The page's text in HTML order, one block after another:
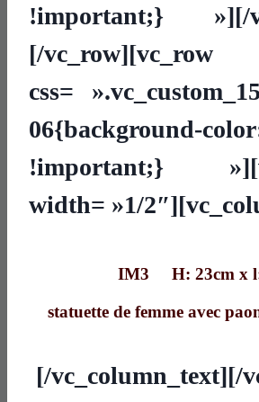
!important;} »][/
[/vc_row][vc_row
css=
06{background-
!important;}
width= »1/
IM3 H: 23cm x
statuette de femme avec
[/vc_column_text][/